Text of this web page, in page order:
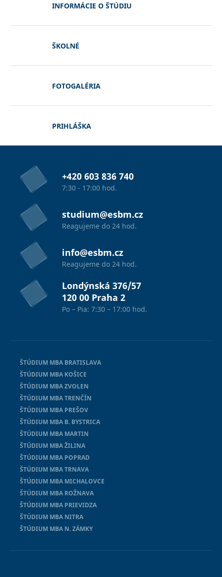
INFORMÁCIE O ŠTÚDIU
ŠKOLNÉ
FOTOGALÉRIA
PRIHLÁŠKA
+420 603 836 740
7:30 - 17:00 hod.
studium@esbm.cz
Reagujeme do 24 hod.
info@esbm.cz
Reagujeme do 24 hod.
Londýnská 376/57
120 00 Praha 2
Po – Pia: 7:30 – 17:00 hod.
ŠTÚDIUM MBA BRATISLAVA
ŠTÚDIUM MBA KOŠICE
ŠTÚDIUM MBA ZVOLEN
ŠTÚDIUM MBA TRENČÍN
ŠTÚDIUM MBA PREŠOV
ŠTÚDIUM MBA B. BYSTRICA
ŠTÚDIUM MBA MARTIN
ŠTÚDIUM MBA ŽILINA
ŠTÚDIUM MBA POPRAD
ŠTÚDIUM MBA TRNAVA
ŠTÚDIUM MBA MICHALOVCE
ŠTÚDIUM MBA ROŽNAVA
ŠTÚDIUM MBA PRIEVIDZA
ŠTÚDIUM MBA NITRA
ŠTÚDIUM MBA N. ZÁMKY